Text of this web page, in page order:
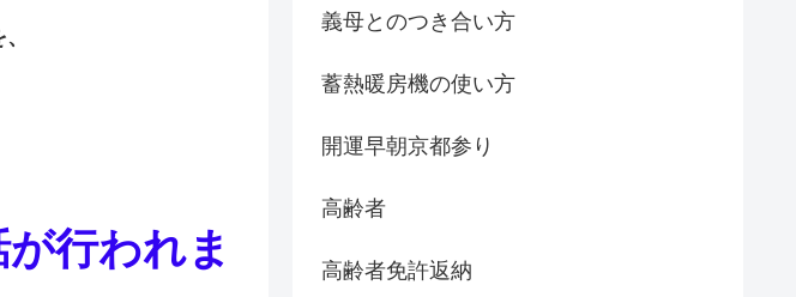
行われま
義母とのつき合い方
蓄熱暖房機の使い方
開運早朝京都参り
高齢者
高齢者免許返納